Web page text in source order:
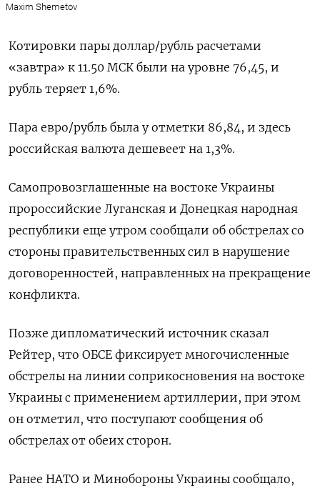
Maxim Shemetov
Котировки пары доллар/рубль расчетами
«завтра» к 11.50 МСК были на уровне 76,45, и
рубль теряет 1,6%.
Пара евро/рубль была у отметки 86,84, и здесь
российская валюта дешевеет на 1,3%.
Самопровозглашенные на востоке Украины
пророссийские Луганская и Донецкая народная
республики еще утром сообщали об обстрелах со
стороны правительственных сил в нарушение
договоренностей, направленных на прекращение
конфликта.
Позже дипломатический источник сказал
Рейтер, что ОБСЕ фиксирует многочисленные
обстрелы на линии соприкосновения на востоке
Украины с применением артиллерии, при этом
он отметил, что поступают сообщения об
обстрелах от обеих сторон.
Ранее НАТО и Минобороны Украины сообщало,